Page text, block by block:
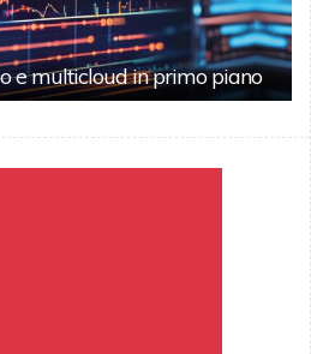
e multicloud in primo piano